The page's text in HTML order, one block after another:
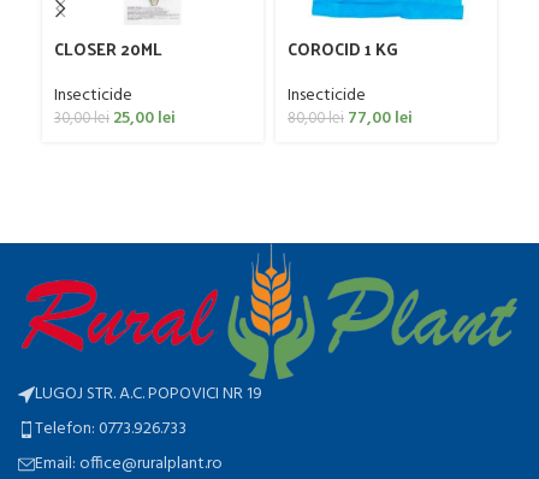
CLOSER 20ML
Insecticide
30,00lei 25,00lei
COROCID 1 KG
Insecticide
80,00lei 77,00lei
LUGOJ STR. A.C. POPOVICI NR 19
Telefon: 0773.926.733
Email: office@ruralplant.ro